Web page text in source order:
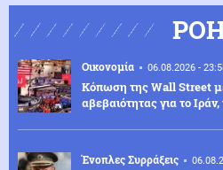
Οικονομία 06.08.2026 -
Κόπωση της Wall Street
αβεβαιότητας για το
Ένοπλες Συρράξεις